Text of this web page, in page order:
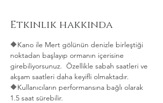
Etkinlik hakkında
🔶Kano ile Mert gölünün denizle birleştiği
noktadan başlayıp ormanın içerisine
girebiliyorsunuz.  Özellikle sabah saatleri ve
akşam saatleri daha keyifli olmaktadır.
🔶Kullanıcıların performansına bağlı olarak
1.5 saat sürebilir.